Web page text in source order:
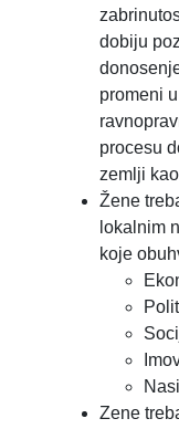
dobiju
promeni
procesu
zemlji
Žene
lokalnim
koje
Zene